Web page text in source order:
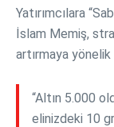
Yatırımcılara
İslam Memiş,
artırmaya
“Altın 5.000
elinizdeki 10